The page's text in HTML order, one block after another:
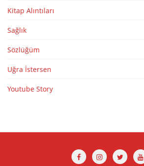
Kitap Alıntıları
Sağlık
Sözlüğüm
Uğra İstersen
Youtube Story